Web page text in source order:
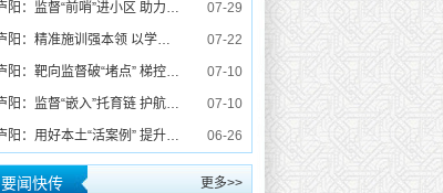
庐阳：监督“前哨”进小区 助力旧改“换新颜” 07-29
庐阳：精准施训强本领 以学促干淬尖兵 07-22
庐阳：靶向监督破“堵点” 梯控赋能守“安居” 07-10
庐阳：监督“嵌入”托育链 护航幼儿“成长路” 07-10
庐阳：用好本土“活案例” 提升警示教育震慑力 06-26
要闻快传 更多>>